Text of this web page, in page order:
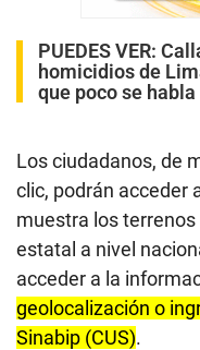
PUEDES VER:
homicidios de
que poco se habla
Los ciudadanos, de
clic, podrán acceder
muestra los
estatal a nivel
acceder a la
geolocalización o
Sinabip (CUS).